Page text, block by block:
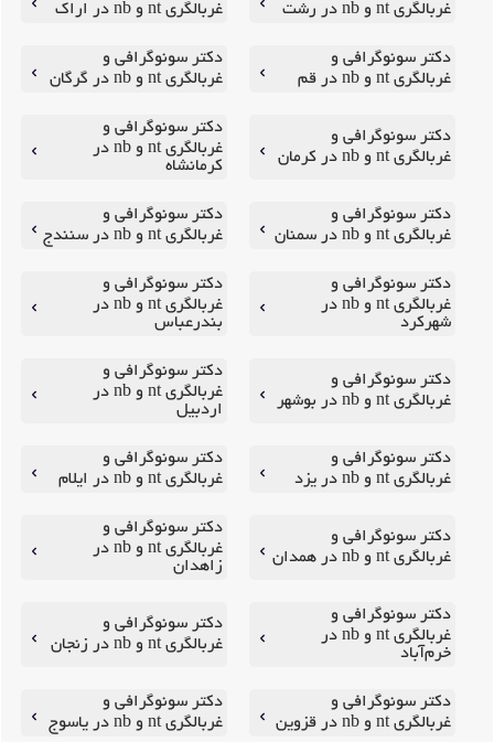
غربالگری nt و nb در رشت
غربالگری nt و nb در اراک
دکتر سونوگرافی و
غربالگری nt و nb در قم
دکتر سونوگرافی و
غربالگری nt و nb در گرگان
دکتر سونوگرافی و
غربالگری nt و nb در کرمان
دکتر سونوگرافی و
غربالگری nt و nb در
کرمانشاه
دکتر سونوگرافی و
غربالگری nt و nb در سمنان
دکتر سونوگرافی و
غربالگری nt و nb در سنندج
دکتر سونوگرافی و
غربالگری nt و nb در
شهرکرد
دکتر سونوگرافی و
غربالگری nt و nb در
بندرعباس
دکتر سونوگرافی و
غربالگری nt و nb در بوشهر
دکتر سونوگرافی و
غربالگری nt و nb در
اردبیل
دکتر سونوگرافی و
غربالگری nt و nb در یزد
دکتر سونوگرافی و
غربالگری nt و nb در ایلام
دکتر سونوگرافی و
غربالگری nt و nb در همدان
دکتر سونوگرافی و
غربالگری nt و nb در
زاهدان
دکتر سونوگرافی و
غربالگری nt و nb در
خرم‌آباد
دکتر سونوگرافی و
غربالگری nt و nb در زنجان
دکتر سونوگرافی و
غربالگری nt و nb در قزوین
دکتر سونوگرافی و
غربالگری nt و nb در یاسوج